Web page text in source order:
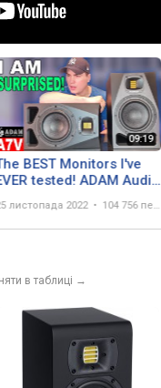
BEST Monitors I've
tested! ADAM Audio
листопада 2022 104 756 переглядів
в таблиці →